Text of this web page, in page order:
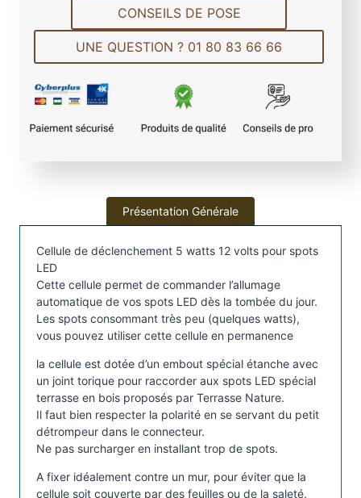
t
é
d
e
C
e
l
u
e
d
é
c
l
e
n
c
h
e
m
e
n
t
CONSEILS DE POSE
UNE QUESTION ? 01 80 83 66 66
Présentation Générale
Cellule de déclenchement 5 watts 12 volts pour spots
LED
Cette cellule permet de commander l’allumage
automatique de vos spots LED dès la tombée du jour.
Les spots consommant très peu (quelques watts),
vous pouvez utiliser cette cellule en permanence
la cellule est dotée d’un embout spécial étanche avec
un joint torique pour raccorder aux spots LED spécial
terrasse en bois proposés par Terrasse Nature.
Il faut bien respecter la polarité en se servant du petit
détrompeur dans le connecteur.
Ne pas surcharger en installant trop de spots.
A fixer idéalement contre un mur, pour éviter que la
cellule soit couverte par des feuilles ou de la saleté.